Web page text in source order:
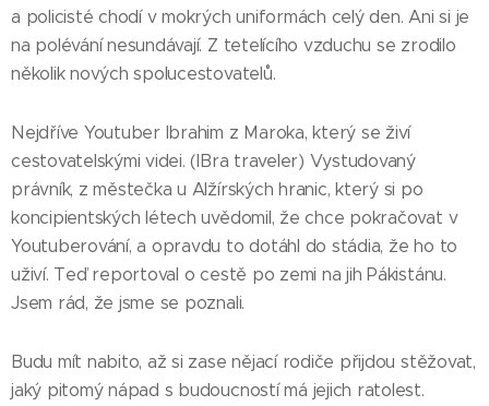
a policisté chodí v mokrých uniformách celý den. Ani si je
na polévání nesundávají. Z tetelícího vzduchu se zrodilo
několik nových spolucestovatelů.
Nejdříve Youtuber Ibrahim z Maroka, který se živí
cestovatelskými videi. (IBra traveler) Vystudovaný
právník, z městečka u Alžírských hranic, který si po
koncipientských létech uvědomil, že chce pokračovat v
Youtuberování, a opravdu to dotáhl do stádia, že ho to
uživí. Teď reportoval o cestě po zemi na jih Pákistánu.
Jsem rád, že jsme se poznali.
Budu mít nabito, až si zase nějací rodiče přijdou stěžovat,
jaký pitomý nápad s budoucností má jejich ratolest.